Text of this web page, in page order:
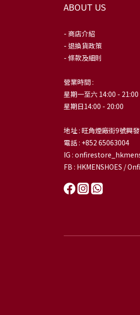
ABOUT US
- 商店介紹
- 退換貨政策
- 條款及細則
營業時間 :
星期一至六 14:00 - 21:00
星期日14:00 - 20:00
地址 : 旺角煙廠街9號興
電話 : +852 65063004
IG :
FB : HKMENSHOES /